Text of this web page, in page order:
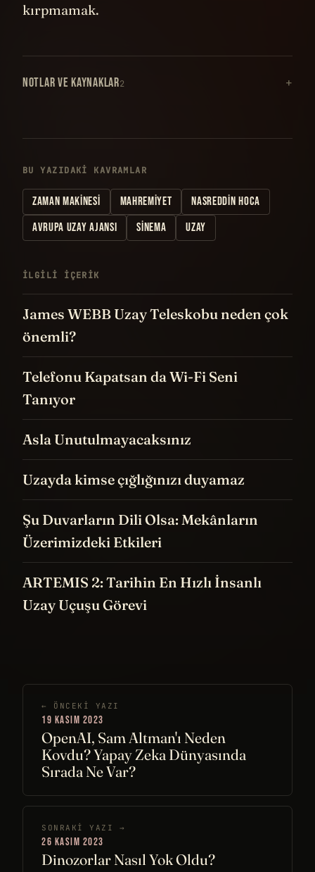
kırpmamak.
NOTLAR VE KAYNAKLAR2
BU YAZIDAKI KAVRAMLAR
ZAMAN MAKINESI MAHREMIYET
NASREDDIN HOCA
AVRUPA UZAY AJANSI
SINEMA UZAY
İLGILI IÇERIK
James WEBB Uzay Teleskobu neden çok
önemli?
Telefonu Kapatsan da Wi-Fi Seni
Tanıyor
Asla Unutulmayacaksınız
Uzayda kimse çığlığınızı duyamaz
Şu Duvarların Dili Olsa: Mekânların
Üzerimizdeki Etkileri
ARTEMIS 2: Tarihin En Hızlı İnsanlı
Uzay Uçuşu Görevi
← ÖNCEKI YAZI
19 KASIM 2023
OpenAI, Sam Altman'ı Neden
Kovdu? Yapay Zeka Dünyasında
Sırada Ne Var?
SONRAKI YAZI →
26 KASIM 2023
Dinozorlar Nasıl Yok Oldu?